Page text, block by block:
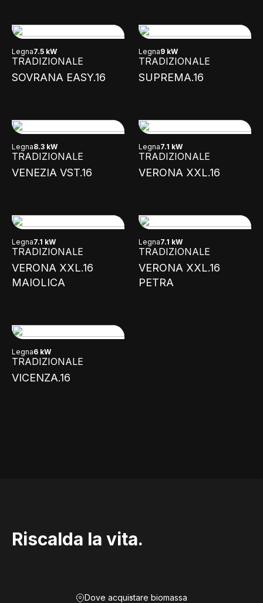
Legna7.5 kW
TRADIZIONALE
SOVRANA EASY.16
Legna9 kW
TRADIZIONALE
SUPREMA.16
Legna8.3 kW
TRADIZIONALE
VENEZIA VST.16
Legna7.1 kW
TRADIZIONALE
VERONA XXL.16
Legna7.1 kW
TRADIZIONALE
VERONA XXL.16
MAIOLICA
Legna7.1 kW
TRADIZIONALE
VERONA XXL.16
PETRA
Legna6 kW
TRADIZIONALE
VICENZA.16
Riscalda la vita.
Dove acquistare biomassa